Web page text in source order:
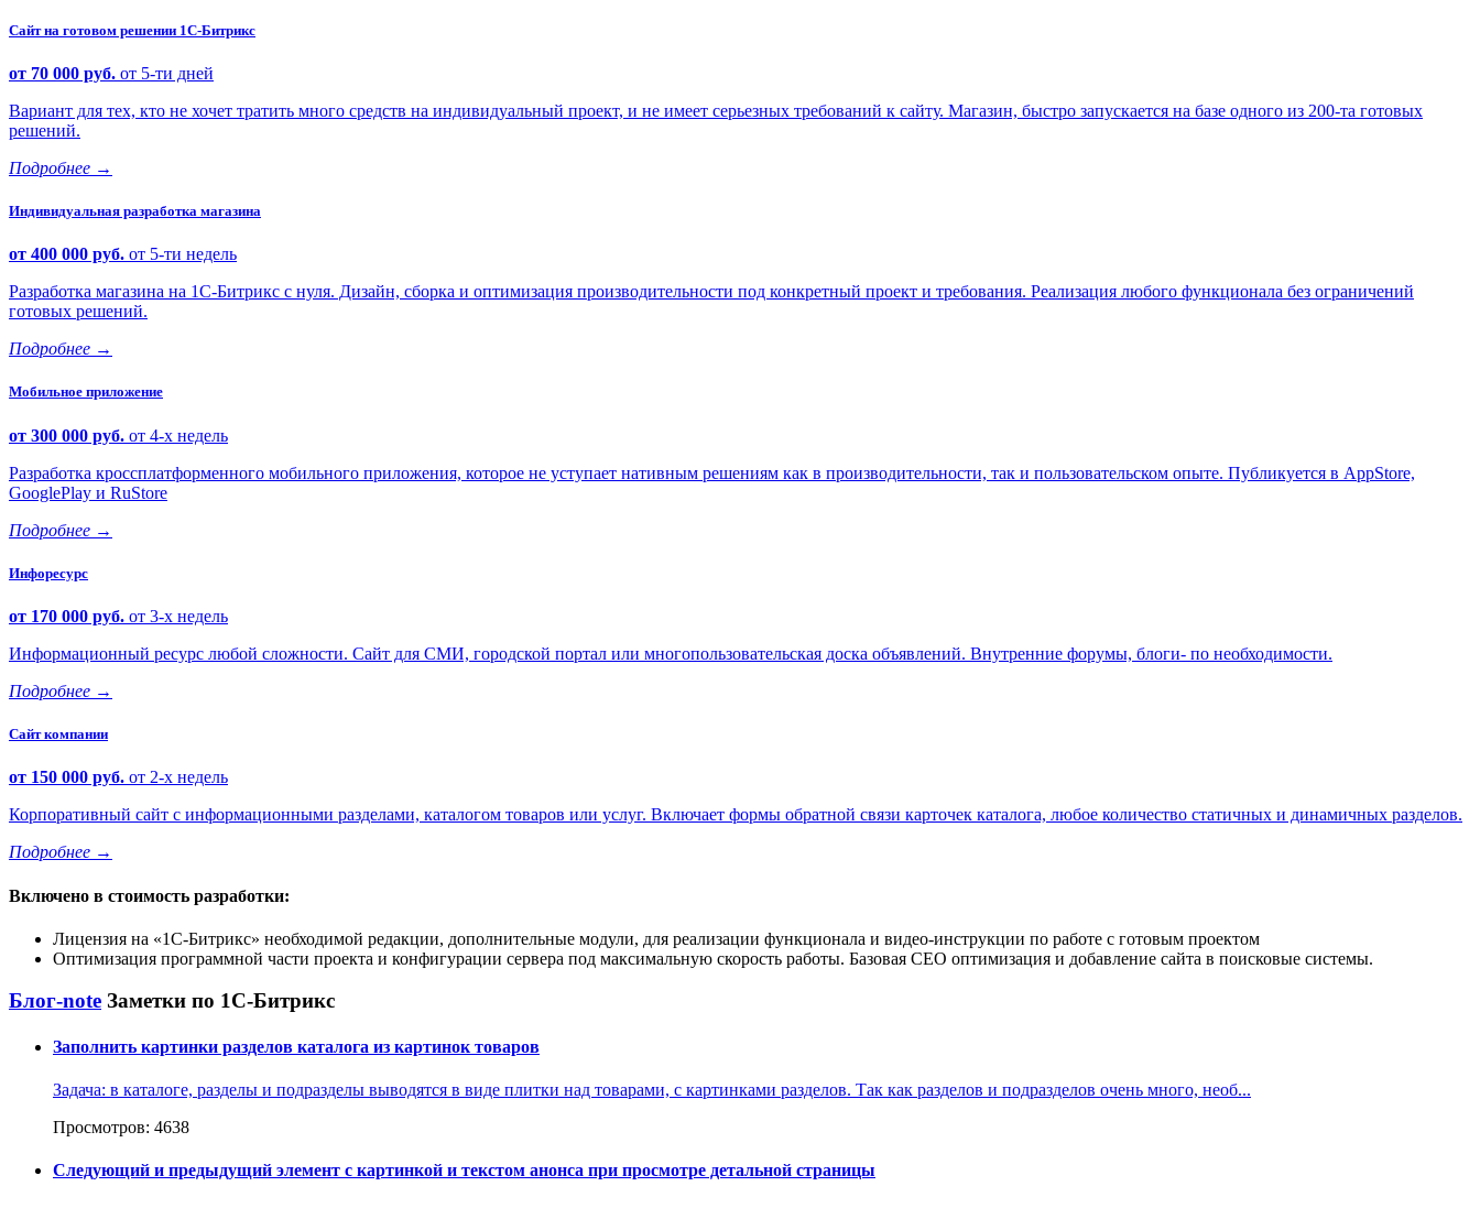
Сайт на готовом решении 1С-Битрикс
от 70 000 руб. от 5-ти дней
Вариант для тех, кто не хочет тратить много средств на индивидуальный проект, и не имеет серьезных требований к сайту. Магазин, быстро запускается на базе одного из 200-та готовых
решений.
Подробнее →
Индивидуальная разработка магазина
от 400 000 руб. от 5-ти недель
Разработка магазина на 1С-Битрикс с нуля. Дизайн, сборка и оптимизация производительности под конкретный проект и требования. Реализация любого функционала без ограничений
готовых решений.
Подробнее →
Мобильное приложение
от 300 000 руб. от 4-х недель
Разработка кроссплатформенного мобильного приложения, которое не уступает нативным решениям как в производительности, так и пользовательском опыте. Публикуется в AppStore,
GooglePlay и RuStore
Подробнее →
Инфоресурс
от 170 000 руб. от 3-х недель
Информационный ресурс любой сложности. Сайт для СМИ, городской портал или многопользовательская доска объявлений. Внутренние форумы, блоги- по необходимости.
Подробнее →
Сайт компании
от 150 000 руб. от 2-х недель
Корпоративный сайт с информационными разделами, каталогом товаров или услуг. Включает формы обратной связи карточек каталога, любое количество статичных и динамичных разделов.
Подробнее →
Включено в стоимость разработки:
Лицензия на 1С-Битрикс
необходимой редакции, дополнительные модули, для реализации функционала и видео-инструкции по работе с готовым проектом
Оптимизация программной части проекта и конфигурации сервера под максимальную скорость работы. Базовая СЕО оптимизация и добавление сайта в поисковые системы.
Блог-note Заметки по 1С-Битрикс
Заполнить картинки разделов каталога из картинок товаров
Задача: в каталоге, разделы и подразделы выводятся в виде плитки над товарами, с картинками разделов. Так как разделов и подразделов очень много, необ...
Просмотров: 4638
Следующий и предыдущий элемент с картинкой и текстом анонса при просмотре детальной страницы